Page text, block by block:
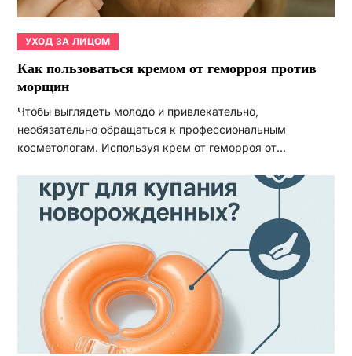
УХОД ЗА ЛИЦОМ
Как пользоваться кремом от геморроя против
морщин
Чтобы выглядеть молодо и привлекательно,
необязательно обращаться к профессиональным
косметологам. Используя крем от геморроя от…